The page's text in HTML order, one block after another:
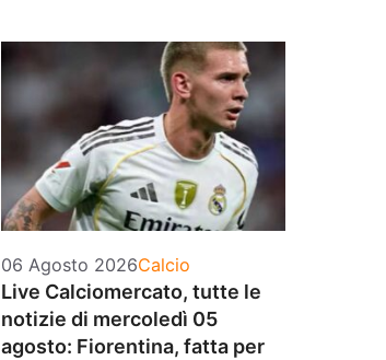
06 Agosto 2026Categorie
Calcio
Live Calciomercato, tutte le
notizie di mercoledì 05
agosto: Fiorentina, fatta per